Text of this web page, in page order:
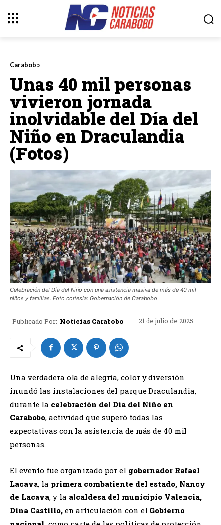
Carabobo
Unas 40 mil personas
vivieron jornada
inolvidable del Día del
Niño en Draculandia
(Fotos)
Celebración del Día del Niño con una asistencia masiva de más de 40 mil
niños y familias. Foto cortesía: Gobernación de Carabobo
Publicado Por: Noticias Carabobo 21 de julio de 2025
Una verdadera ola de alegría, color y diversión
inundó las instalaciones del parque Draculandia,
durante la celebración del Día del Niño en
Carabobo, actividad que superó todas las
expectativas con la asistencia de más de 40 mil
personas.
El evento fue organizado por el gobernador Rafael
Lacava, la primera combatiente del estado, Nancy
de Lacava, y la alcaldesa del municipio Valencia,
Dina Castillo, en articulación con el Gobierno